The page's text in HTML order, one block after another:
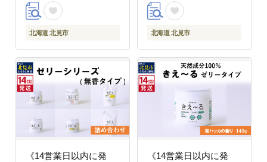
北海道 北見市
0245】
北海道 北見市
《14営業日以内に発
《14営業日以内に発